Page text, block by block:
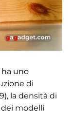
uno
di
la densità di
modelli